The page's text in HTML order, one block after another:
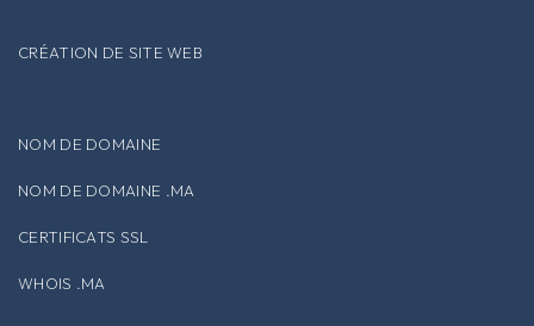
CRÉATION DE SITE WEB
NOM DE DOMAINE
NOM DE DOMAINE .MA
CERTIFICATS SSL
WHOIS .MA